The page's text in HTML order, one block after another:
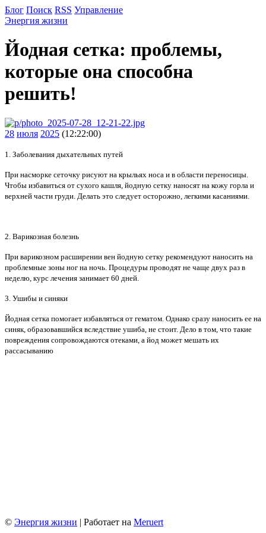
Блог Поиск RSS Управление
Энергия жизни
Йодная сетка: проблемы,
которые она способна
решить!
28 июля 2025 (12:22:00)
1. Заболевания дыхательных путей
При насморке сеточку рисуют на крыльях носа и в области переносицы.
Чтобы избавиться от сухого кашля, йодную сетку наносят на кожу горла и
верхней части груди. Делать это следует осторожно, легкими касаниями.
2. Варикозная болезнь
При варикозном расширении вен йодную сетку рекомендуют наносить на
проблемные зоны ног на ночь. Процедуры проводят не чаще двух раз в
неделю, курс лечения занимает 60 дней.
3. Ушибы и синяки
Йодная сетка помогает избавляться от гематом. Однако сразу наносить ее на
синяк, образовавшийся вследствие ушиба, не стоит. Дело в том, что такие
повреждения сопровождаются отеками, а йод может мешать их
рассасыванию
© Энергия жизни | Работает на Meruert